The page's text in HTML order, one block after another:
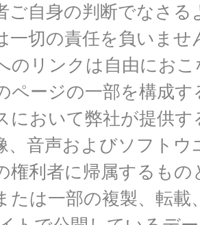
ご自身の判断でなさ
一切の責任を負いませ
のリンクは自由にお
ページの一部を構成
において弊社が提供
、音声およびソフト
権利者に帰属するも
たは一部の複製、転